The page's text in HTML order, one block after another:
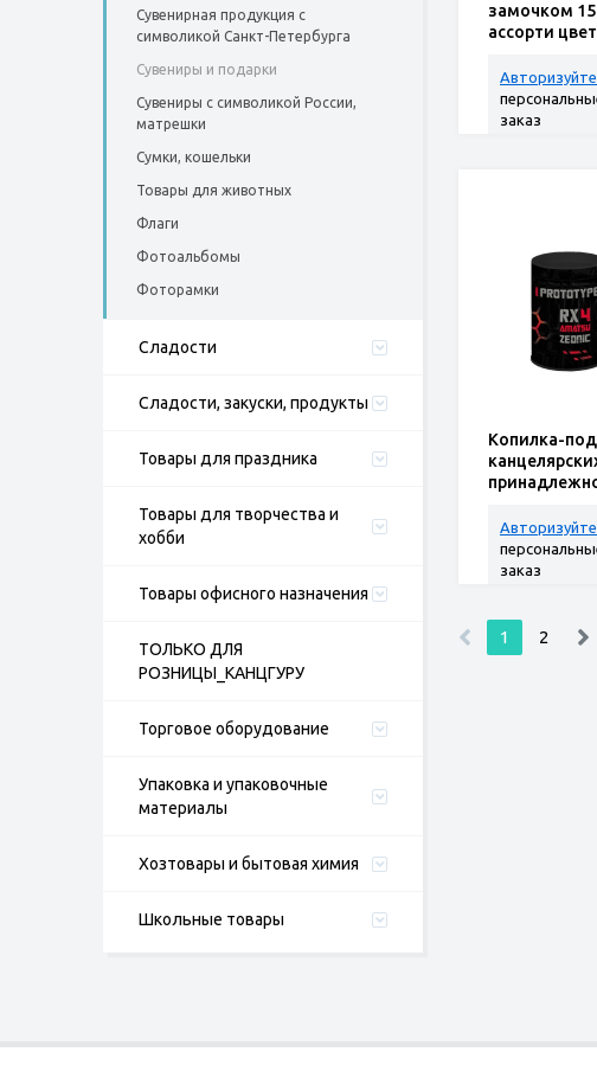
Сувенирная продукция с
символикой Санкт-Петербурга
Сувениры и подарки
Сувениры с символикой России,
матрешки
Сумки, кошельки
Товары для животных
Флаги
Фотоальбомы
Фоторамки
Сладости
Сладости, закуски, продукты
Товары для праздника
Товары для творчества и
хобби
Товары офисного назначения
ТОЛЬКО ДЛЯ
РОЗНИЦЫ_КАНЦГУРУ
Торговое оборудование
Упаковка и упаковочные
материалы
Хозтовары и бытовая химия
Школьные товары
замочком
ассорти
заказ
Копилка-
заказ
1 2